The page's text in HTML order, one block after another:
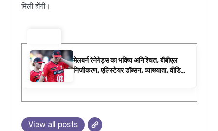
मिली होंगी।
मेलबर्न रेनेगेड्स का भविष्य अनिश्चित, बीबीएल
निजीकरण, एलिस्टेयर डॉब्सन, व्याख्याता, वीडियो,
View all posts